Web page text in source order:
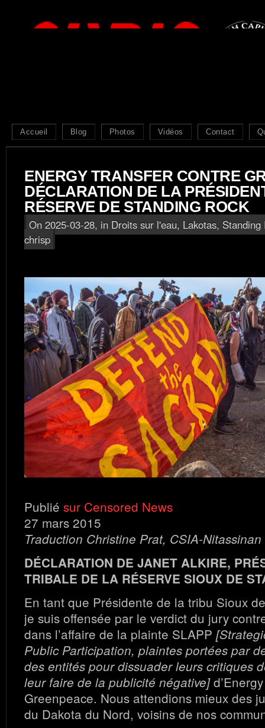
Accueil Blog Photos Vidéos Contact
ENERGY TRANSFER CONTRE
DÉCLARATION DE LA
RÉSERVE DE STANDING ROCK
On 2025-03-28, in Droits sur l'eau, Lakotas, Standing
chrisp
Publié sur Censored News
27 mars 2015
Traduction Christine Prat, CSIA-Nitassinan
DÉCLARATION DE JANET ALKIRE,
TRIBALE DE LA RÉSERVE SIOUX DE
En tant que Présidente de la tribu Sioux
je suis offensée par le verdict du jury
dans l’affaire de la plainte SLAPP
Public Participation, plaintes portées par
des entités pour dissuader leurs critiques
leur faire de la publicité négative]
Greenpeace. Nous attendions mieux des
du Dakota du Nord, voisins de nos